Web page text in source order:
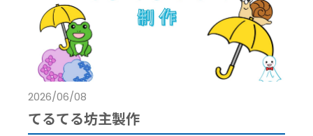
2026/06/08
てるてる坊主製作